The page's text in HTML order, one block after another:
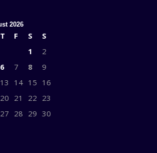
2026
T F S
S
1
2
6 7 8
9
13 14 15 16
20 21 22 23
27 28 29 30